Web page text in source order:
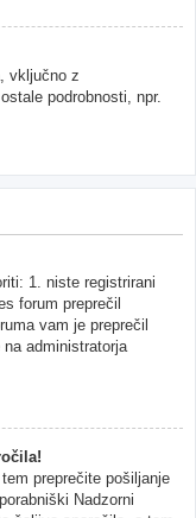
vključno z
podrobnosti, npr.
1. niste registrirani
forum preprečil
vam je preprečil
administratorja
preprečite pošiljanje
Nadzorni